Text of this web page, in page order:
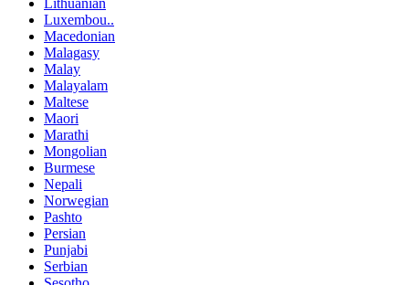
Lithuanian
Luxembou..
Macedonian
Malagasy
Malay
Malayalam
Maltese
Maori
Marathi
Mongolian
Burmese
Nepali
Norwegian
Pashto
Persian
Punjabi
Serbian